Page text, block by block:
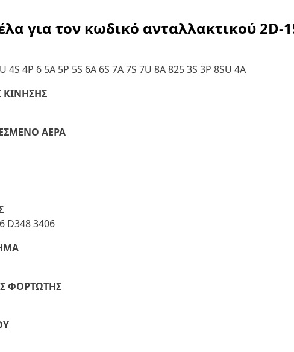
για τον κωδικό ανταλλακτικού 2D-
4S 4P 6 5A 5P 5S 6A 6S 7A 7S 7U 8A 825 3S 3P 8SU 4A
ΑΕΡΑ
D348 3406
ΦΟΡΤΩΤΗΣ